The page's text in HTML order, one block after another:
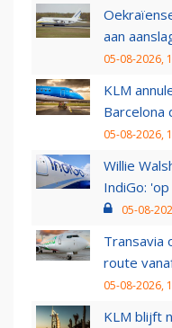
aan
05-08-2026,
KLM
Barcelona
05-08-2026,
Willie
IndiGo:
05-08-
Transavia
route
05-08-2026,
KLM blijft